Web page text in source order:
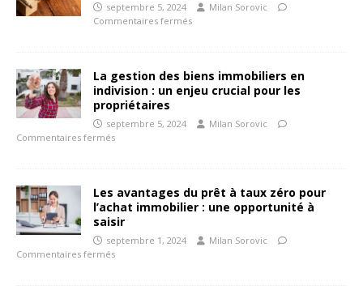
septembre 5, 2024
Milan Sorovic
Commentaires fermés
La gestion des biens immobiliers en
indivision : un enjeu crucial pour les
propriétaires
septembre 5, 2024
Milan Sorovic
Commentaires fermés
Les avantages du prêt à taux zéro pour
l’achat immobilier : une opportunité à
saisir
septembre 1, 2024
Milan Sorovic
Commentaires fermés